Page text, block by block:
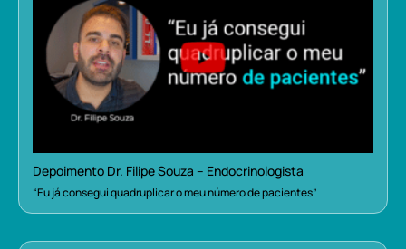
Depoimento Dr. Filipe Souza – Endocrinologista
“Eu já consegui quadruplicar o meu número de pacientes”